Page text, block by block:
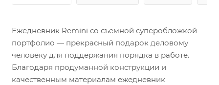
Ежедневник Remini со съемной суперобложкой-
портфолио — прекрасный подарок деловому
человеку для поддержания порядка в работе.
Благодаря продуманной конструкции и
качественным материалам ежедневник